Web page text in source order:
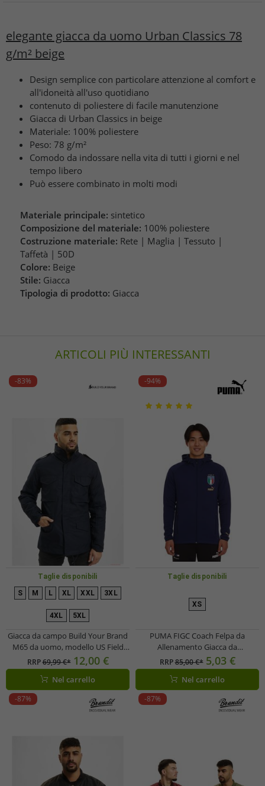
elegante giacca da uomo Urban Classics 78
g/m² beige
Design semplice con particolare attenzione al comfort e
all'idoneità all'uso quotidiano
contenuto di poliestere di facile manutenzione
Giacca di Urban Classics in beige
Materiale: 100% poliestere
Peso: 78 g/m²
Comodo da indossare nella vita di tutti i giorni e nel
tempo libero
Può essere combinato in molti modi
Materiale principale: sintetico
Composizione del materiale: 100% poliestere
Costruzione materiale: Rete | Maglia | Tessuto |
Taffetà | 50D
Colore: Beige
Stile: Giacca
Tipologia di prodotto: Giacca
ARTICOLI PIÙ INTERESSANTI
-83%
Taglie disponibili
S M L XL XXL 3XL
4XL 5XL
Giacca da campo Build Your Brand
M65 da uomo, modello US Field
Jacket, con giacca interna separata,
codice B3108, colore blu navy
urbano
RRP69,99 €* 12,00 €
Nel carrello
-94%
Taglie disponibili
XS
PUMA FIGC Coach Felpa da
Allenamento Giacca da
Allenamento Italia Fanwear 767108
13 Blu Scuro
RRP85,00 €* 5,03 €
Nel carrello
-87% -87%